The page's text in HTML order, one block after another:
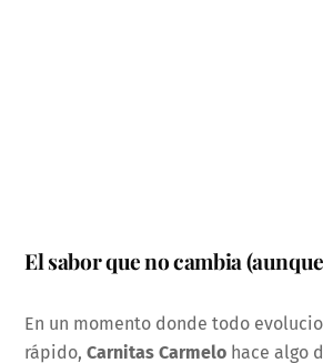
El sabor que no cambia
En un momento donde todo
rápido,Carnitas Carmelo hace algo